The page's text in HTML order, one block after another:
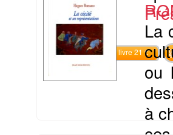
Commander le livre 21 €
La
ou
à